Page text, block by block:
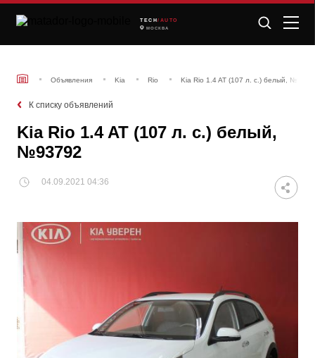
TECH /AUTO
МОСКВА
Объявления Kia Rio Kia Rio 1.4 AT (107 л. с.) белый,
К списку объявлений
Kia Rio 1.4 AT (107 л. с.) белый,
№93792
04.09.2021 04:36